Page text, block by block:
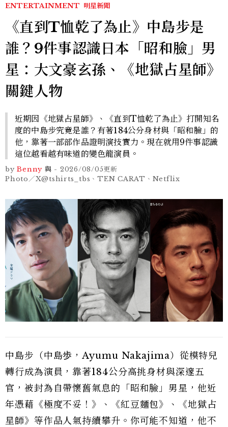
ENTERTAINMENT 明星新聞
《直到T恤乾了為止》中島步是
誰？9件事認識日本「昭和臉」男
星：大文豪玄孫、《地獄占星師》
關鍵人物
近期因《地獄占星師》、《直到T恤乾了為止》打開知名
度的中島步究竟是誰？有著184公分身材與「昭和臉」的
他，靠著一部部作品證明演技實力。現在就用9件事認識
這位越看越有味道的變色龍演員。
by Benny 與 - 2026/08/05更新
Photo／X@tshirts_tbs、TEN CARAT、Netflix
中島步（中島歩，Ayumu Nakajima）從模特兒
轉行成為演員，靠著184公分高挑身材與深邃五
官，被封為自帶懷舊氣息的「昭和臉」男星，他近
年憑藉《極度不妥！》、《紅豆麵包》、《地獄占
星師》等作品人氣持續攀升。你可能不知道，他不